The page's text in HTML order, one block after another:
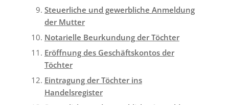
Steuerliche und gewerbliche Anmeldung
der Mutter
Notarielle Beurkundung der Töchter
Eröffnung des Geschäftskontos der
Töchter
Eintragung der Töchter ins
Handelsregister